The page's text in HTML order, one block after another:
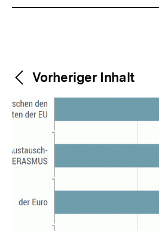
Weitere
Inhalte
Content-
Navigation
Vorheriger Inhalt